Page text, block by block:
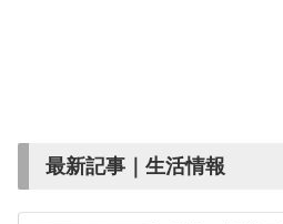
最新記事｜生活情報